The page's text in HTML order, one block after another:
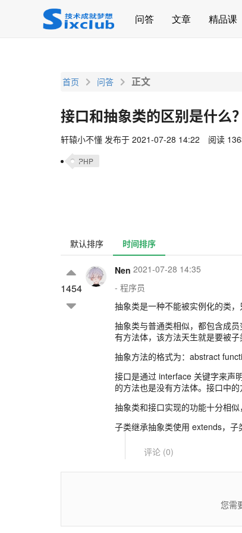
page contents
问答 文章 精品课
首页 问答 正文
接口和抽象类的区别是什么？
轩辕小不懂 发布于 2021-07-28 14:22 阅读
PHP
默认排序 时间排序
1454
Nen 2021-07-28 14:35
- 程序员
抽象类是一种不能被实例化的类
抽象类与普通类相似，都包含成
有方法体，该方法天生就是要被子
抽象方法的格式为：abstract
接口是通过 interface 关键字来声
的方法也是没有方法体。接口中
抽象类和接口实现的功能十分相
子类继承抽象类使用 extends，子
评论 (0)
您需